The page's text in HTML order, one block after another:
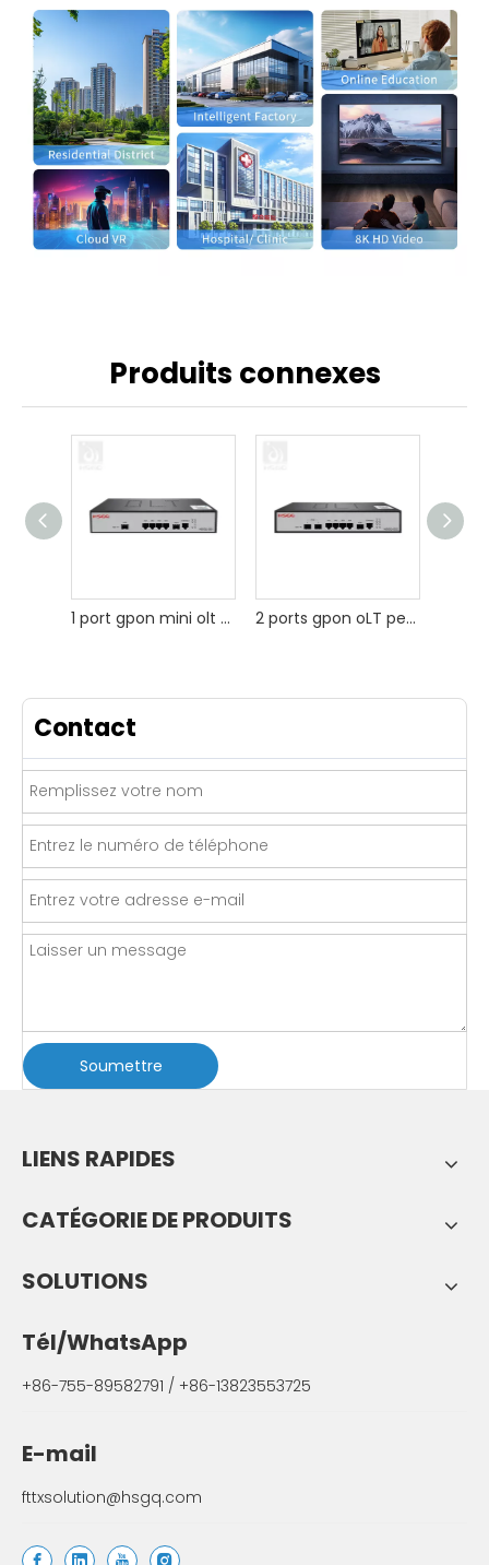
Produits connexes
1 port gpon mini olt optique pour fttx 2 ports gpon oLT personnalisé pour l'accès ftth
Contact
Soumettre
LIENS RAPIDES
CATÉGORIE DE PRODUITS
SOLUTIONS
Tél/WhatsApp
+86-755-89582791 / +86-13823553725
E-mail
fttxsolution@hsgq.com